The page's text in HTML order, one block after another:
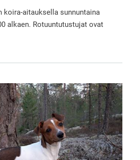
koira-aitauksella sunnuntaina
alkaen. Rotuuntutustujat ovat